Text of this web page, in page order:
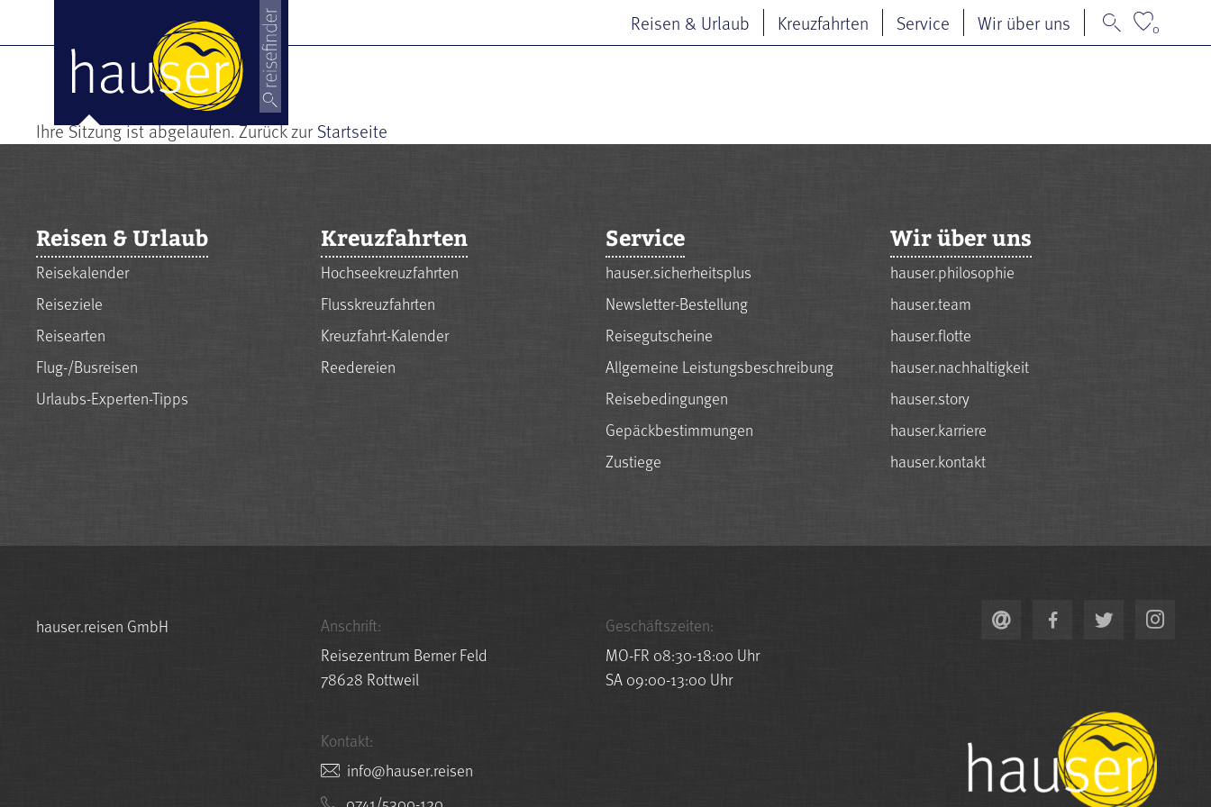
Reisen & Urlaub Kreuzfahrten Service Wir über uns 0
Ihre Sitzung ist abgelaufen. Zurück zur Startseite
Reisen & Urlaub
Reisekalender
Reiseziele
Reisearten
Flug-/Busreisen
Urlaubs-Experten-Tipps
Kreuzfahrten
Hochseekreuzfahrten
Flusskreuzfahrten
Kreuzfahrt-Kalender
Reedereien
Service
hauser.sicherheitsplus
Newsletter-Bestellung
Reisegutscheine
Allgemeine Leistungsbeschreibung
Reisebedingungen
Gepäckbestimmungen
Zustiege
Wir über uns
hauser.philosophie
hauser.team
hauser.flotte
hauser.nachhaltigkeit
hauser.story
hauser.karriere
hauser.kontakt
hauser.reisen GmbH
Anschrift:
Reisezentrum Berner Feld
78628 Rottweil
Kontakt:
nesier.resuah@ofni
Geschäftszeiten:
MO-FR 08:30-18:00 Uhr
SA 09:00-13:00 Uhr